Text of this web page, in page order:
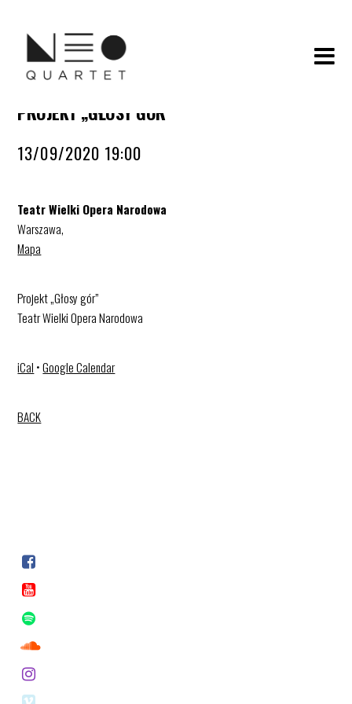
PROJEKT „GŁOSY GÓR”
13/09/2020 19:00
Teatr Wielki Opera Narodowa
Warszawa,
Mapa
Projekt „Głosy gór”
Teatr Wielki Opera Narodowa
iCal •Google Calendar
BACK